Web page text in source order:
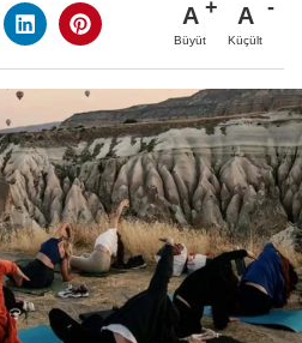
A
Büyüt
A
Küçült